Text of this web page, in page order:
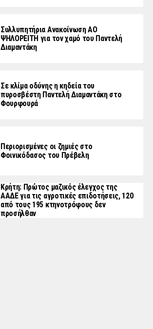
Συλλυπητήρια Ανακοίνωση ΑΟ
ΨΗΛΟΡΕΙΤΗ για τον χαμό του Παντελή
Διαμαντάκη
Σε κλίμα οδύνης η κηδεία του
πυροσβέστη Παντελή Διαμαντάκη στο
Φουρφουρά
Περιορισμένες οι ζημιές στο
Φοινικόδασος του Πρέβελη
Κρήτη: Πρώτος μαζικός έλεγχος της
ΑΑΔΕ για τις αγροτικές επιδοτήσεις, 120
από τους 195 κτηνοτρόφους δεν
προσήλθαν